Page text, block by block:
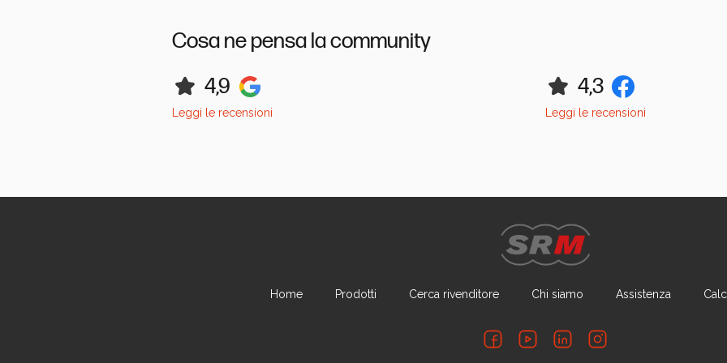
Cosa ne pensa la community
4,9
Leggi le recensioni
4,3
Leggi le recensioni
Home Prodotti Cerca rivenditore Chi siamo Assistenza